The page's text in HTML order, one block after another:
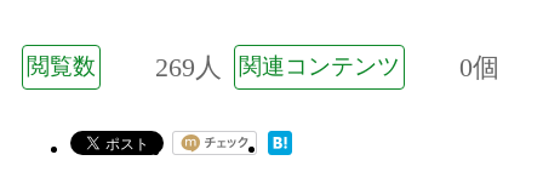
閲覧数 269人 関連コンテンツ 0個